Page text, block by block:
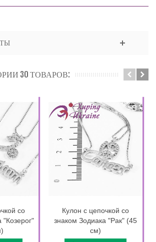
30 ТОВАРОВ:
со
"Козерог"
Кулон с цепочкой со
знаком Зодиака "Рак" (45
см)